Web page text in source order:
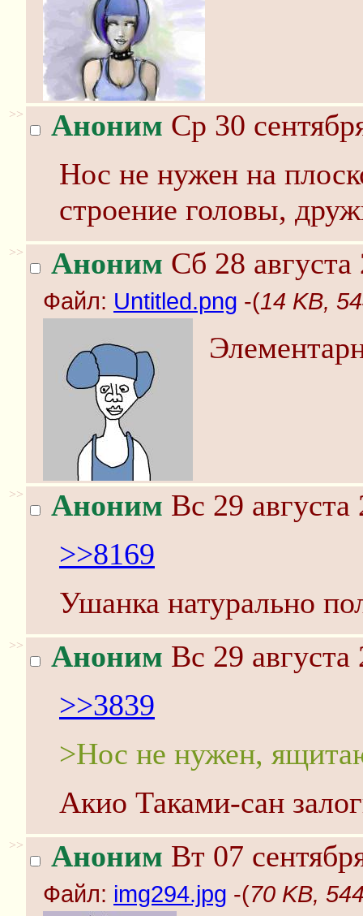
>> Аноним Ср 30
Нос не нужен на
строение головы,
>> Аноним Сб 28
Файл: Untitled.png -(14 KB,
>> Аноним Вс 29
>>8169
Ушанка натурально
>> Аноним Вс 29
>>3839
>Нос не нужен,
Акио Таками-сан
>> Аноним Вт 07
Файл: img294.jpg -(70 KB,